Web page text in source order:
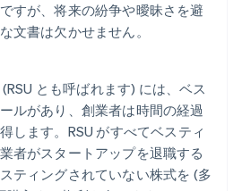
すが、将来の紛争や曖昧さを避
文書は欠かせません。
とも呼ばれます) には、ベス
ルがあり、創業者は時間の経過
します。RSU がすべてベスティ
者がスタートアップを退職する
ティングされていない株式を (多